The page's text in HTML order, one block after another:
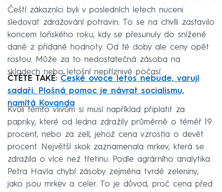
Čeští zákazníci byli v posledních letech nuceni
sledovat zdražování potravin. To se na chvíli zastavilo
koncem loňského roku, kdy se přesunuly do snížené
daně z přidané hodnoty. Od té doby ale ceny opět
rostou. Může za to nedostatečná zásoba na
skladech nebo letošní nepříznivé počasí.
ČTĚTE TAKÉ: České ovoce letos nebude, varují
sadaři. Plošná pomoc je návrat socialismu,
namítá Kovanda
Kvůli těmto vlivům si musí například připlatit za
papriky, které od ledna zdražily průměrně o téměř 19
procent, nebo za zelí, jehož cena vzrostla o devět
procent. Největší skok zaznamenala mrkev, která se
zdražila o více než třetinu. Podle agrárního analytika
Petra Havla chybí zásoby zejména tvrdé zeleniny,
jako jsou mrkev a celer. To je důvod, proč cena před